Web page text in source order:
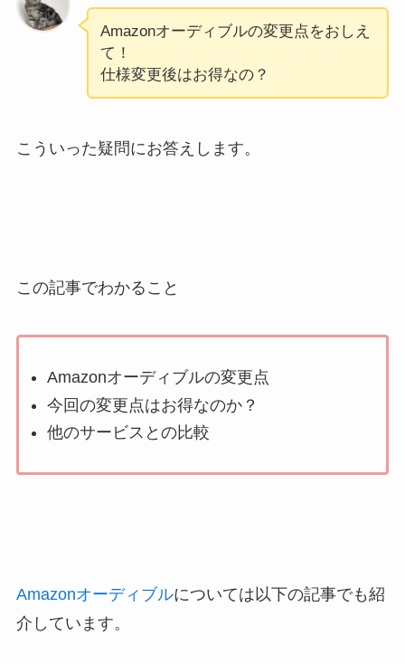
Amazonオーディブルの変更点をおしえ
て！
仕様変更後はお得なの？
こういった疑問にお答えします。
この記事でわかること
Amazonオーディブルの変更点
今回の変更点はお得なのか？
他のサービスとの比較
Amazonオーディブルについては以下の記事でも紹
介しています。